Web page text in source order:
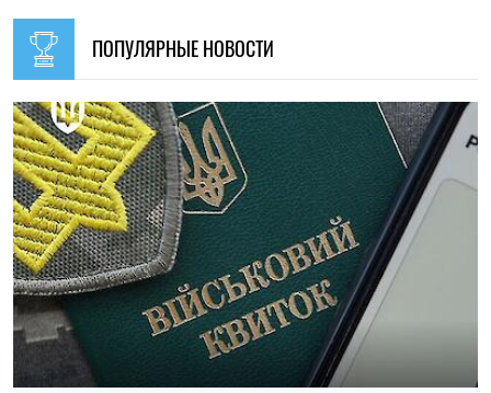
09:30, 31.07.2026
В Украине с 1 августа обновят отдельные нормы
мобилизации: что изменится для граждан
Ирина Де Люсто